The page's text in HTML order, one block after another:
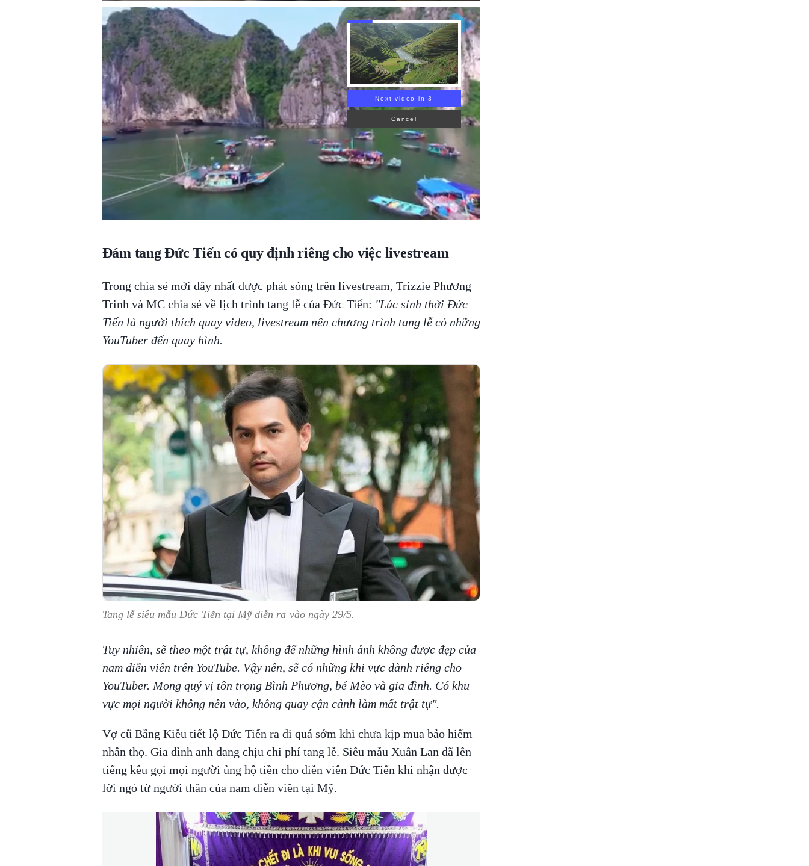
Next video in 2
Cancel
Đám tang Đức Tiến có quy định riêng cho việc livestream
Trong chia sẻ mới đây nhất được phát sóng trên livestream, Trizzie Phương
Trinh và MC chia sẻ về lịch trình tang lễ của Đức Tiến: "Lúc sinh thời Đức
Tiến là người thích quay video, livestream nên chương trình tang lễ có những
YouTuber đến quay hình.
Tang lễ siêu mẫu Đức Tiến tại Mỹ diễn ra vào ngày 29/5.
Tuy nhiên, sẽ theo một trật tự, không để những hình ảnh không được đẹp của
nam diễn viên trên YouTube. Vậy nên, sẽ có những khi vực dành riêng cho
YouTuber. Mong quý vị tôn trọng Bình Phương, bé Mèo và gia đình. Có khu
vực mọi người không nên vào, không quay cận cảnh làm mất trật tự".
Vợ cũ Bằng Kiều tiết lộ Đức Tiến ra đi quá sớm khi chưa kịp mua bảo hiểm
nhân thọ. Gia đình anh đang chịu chi phí tang lễ. Siêu mẫu Xuân Lan đã lên
tiếng kêu gọi mọi người ủng hộ tiền cho diễn viên Đức Tiến khi nhận được
lời ngỏ từ người thân của nam diễn viên tại Mỹ.